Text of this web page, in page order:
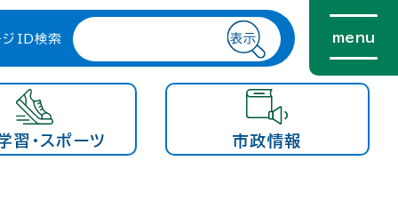
ジID検索 menu
習・スポーツ 市政情報